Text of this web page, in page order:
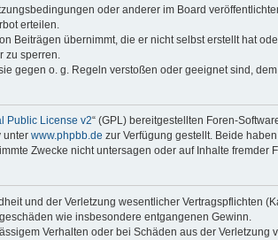
oder anderer im Board
erteilen.
Beiträgen übernimmt, die er nicht selbst erstellt hat
zu sperren.
gegen o. g. Regeln verstoßen oder geeignet sind,
Public License v2“ (GPL) bereitgestellten Foren-
unter www.phpbb.de zur Verfügung gestellt. Beide
Zwecke nicht untersagen oder auf Inhalte fremder
und der Verletzung wesentlicher Vertragspflichten
wie insbesondere entgangenen Gewinn.
Verhalten oder bei Schäden aus der Verletzung